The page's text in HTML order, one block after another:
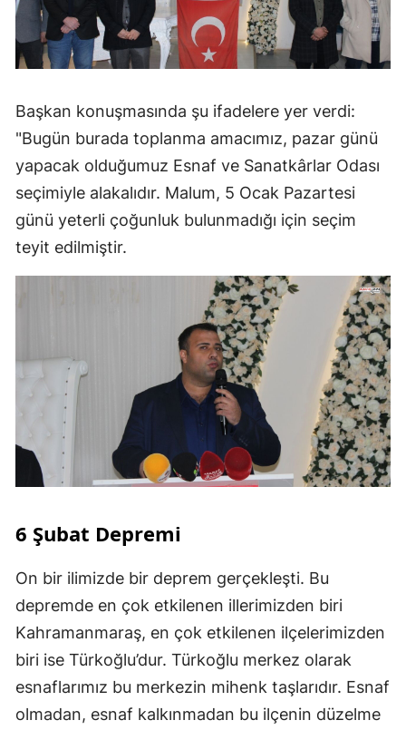
Başkan konuşmasında şu ifadelere yer verdi:
"Bugün burada toplanma amacımız, pazar günü
yapacak olduğumuz Esnaf ve Sanatkârlar Odası
seçimiyle alakalıdır. Malum, 5 Ocak Pazartesi
günü yeterli çoğunluk bulunmadığı için seçim
teyit edilmiştir.
6 Şubat Depremi
On bir ilimizde bir deprem gerçekleşti. Bu
depremde en çok etkilenen illerimizden biri
Kahramanmaraş, en çok etkilenen ilçelerimizden
biri ise Türkoğlu’dur. Türkoğlu merkez olarak
esnaflarımız bu merkezin mihenk taşlarıdır. Esnaf
olmadan, esnaf kalkınmadan bu ilçenin düzelme